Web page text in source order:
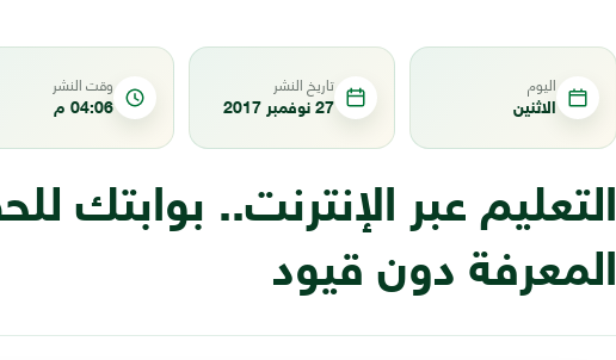
اليوم
الاثنين
تاريخ النشر
27 نوفمبر 2017
وقت النشر
04:06 م
التعليم عبر الإنترنت.. بوابتك
المعرفة دون قيود